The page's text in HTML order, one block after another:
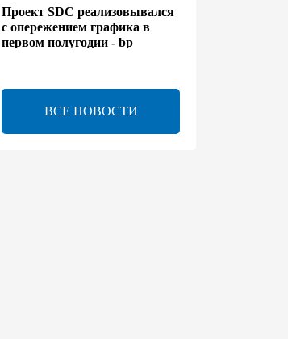
Проект SDC реализовывался
с опережением графика в
первом полугодии - bp
Расширены полномочия
холдинга AZCON - Указ
ВСЕ НОВОСТИ